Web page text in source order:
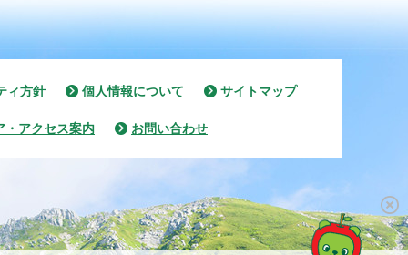
ィ方針 個人情報について サイトマップ
・アクセス案内 お問い合わせ